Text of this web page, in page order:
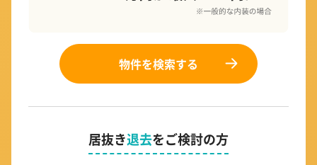
物件を検索する
居抜き退去をご検討の方